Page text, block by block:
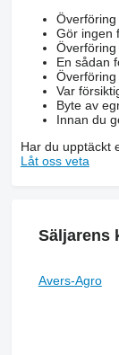
Gör ingen
En sådan
Var
Byte av
Innan du
Har du upptäckt
Låt oss veta
Säljarens
Avers-Agro